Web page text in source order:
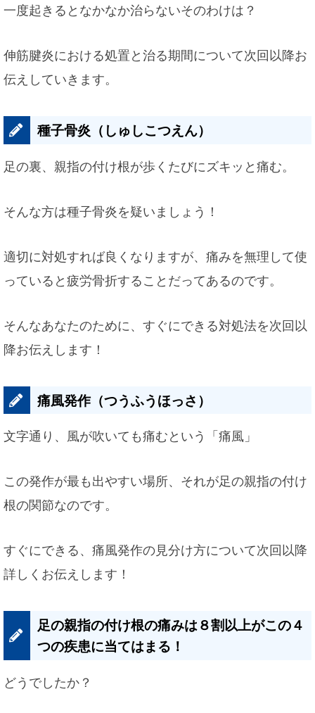
一度起きるとなかなか治らないそのわけは？
伸筋腱炎における処置と治る期間について次回以降お
伝えしていきます。
種子骨炎（しゅしこつえん）
足の裏、親指の付け根が歩くたびにズキッと痛む。
そんな方は種子骨炎を疑いましょう！
適切に対処すれば良くなりますが、痛みを無理して使
っていると疲労骨折することだってあるのです。
そんなあなたのために、すぐにできる対処法を次回以
降お伝えします！
痛風発作（つうふうほっさ）
文字通り、風が吹いても痛むという「痛風」
この発作が最も出やすい場所、それが足の親指の付け
根の関節なのです。
すぐにできる、痛風発作の見分け方について次回以降
詳しくお伝えします！
足の親指の付け根の痛みは８割以上がこの４
つの疾患に当てはまる！
どうでしたか？